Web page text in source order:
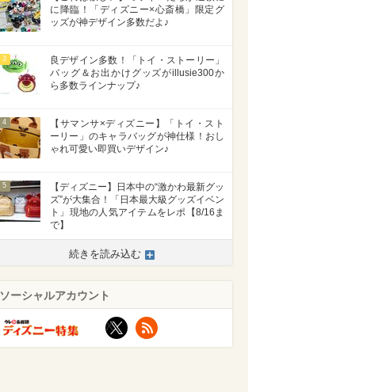
>
に降臨！「ディズニー×心斎橋」限定グ
ッズが神デザイン多数だよ♪
3
良デザイン多数！「トイ・ストーリー」
バッグ＆お出かけグッズがillusie300か
ら多数ラインナップ♪
4
【サマンサ×ディズニー】「トイ・スト
ーリー」のキャラバッグが神仕様！おし
ゃれ可愛い即買いデザイン♪
5
【ディズニー】日本中の“激かわ最新グッ
ズ”が大集合！「日本最大級グッズイベン
ト」現地の人気アイテムをレポ【8/16ま
で】
続きを読み込む
ソーシャルアカウント
X